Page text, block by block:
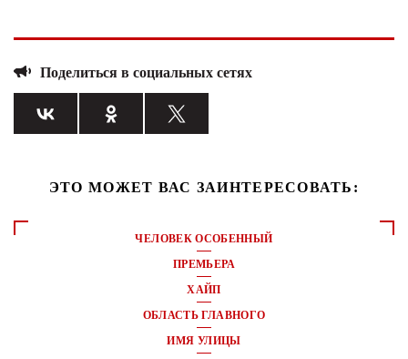
Поделиться в социальных сетях
ЭТО МОЖЕТ ВАС ЗАИНТЕРЕСОВАТЬ:
ЧЕЛОВЕК ОСОБЕННЫЙ
ПРЕМЬЕРА
ХАЙП
ОБЛАСТЬ ГЛАВНОГО
ИМЯ УЛИЦЫ